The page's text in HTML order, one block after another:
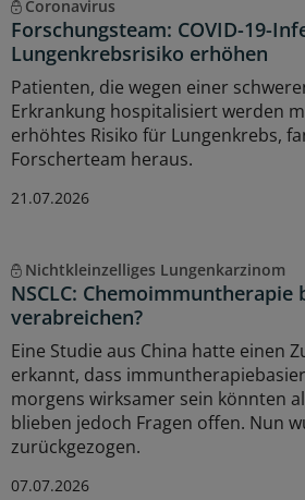
Coronavirus
Forschungsteam: COVID-19-
Lungenkrebsrisiko erhöhen
Patienten, die wegen einer
Erkrankung hospitalisiert werden
erhöhtes Risiko für Lungenkrebs,
Forscherteam heraus.
21.07.2026
Nichtkleinzelliges Lungenkarzinom
NSCLC: Chemoimmuntherapie
verabreichen?
Eine Studie aus China hatte einen
erkannt, dass
morgens wirksamer sein könnten
blieben jedoch Fragen offen. Nun
zurückgezogen.
07.07.2026